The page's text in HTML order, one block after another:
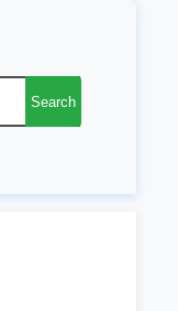
Search